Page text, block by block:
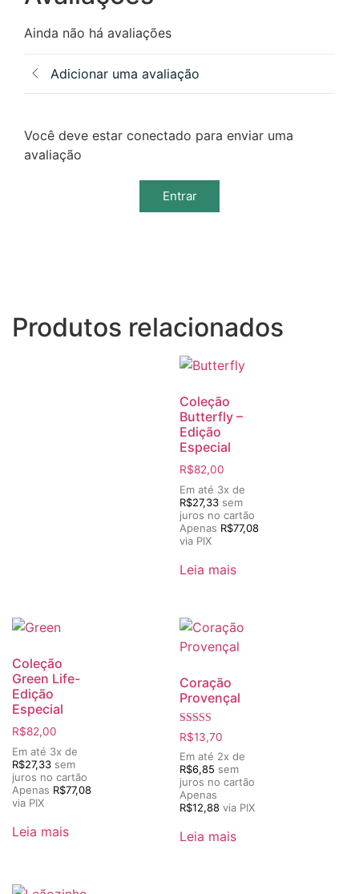
Ainda não há avaliações
Adicionar uma avaliação
Você deve estar conectado para enviar uma
avaliação
Entrar
Produtos relacionados
Coleção
Butterfly –
Edição
Especial
R$82,00
Em até 3x de
R$27,33 sem
juros no cartão
Apenas R$77,08
via PIX
Leia mais
Coleção
Green Life-
Edição
Especial
R$82,00
Em até 3x de
R$27,33 sem
juros no cartão
Apenas R$77,08
via PIX
Leia mais
Coração
Provençal
Avaliação
5.00
de 5
R$13,70
Em até 2x de
R$6,85 sem
juros no cartão
Apenas
R$12,88 via PIX
Leia mais